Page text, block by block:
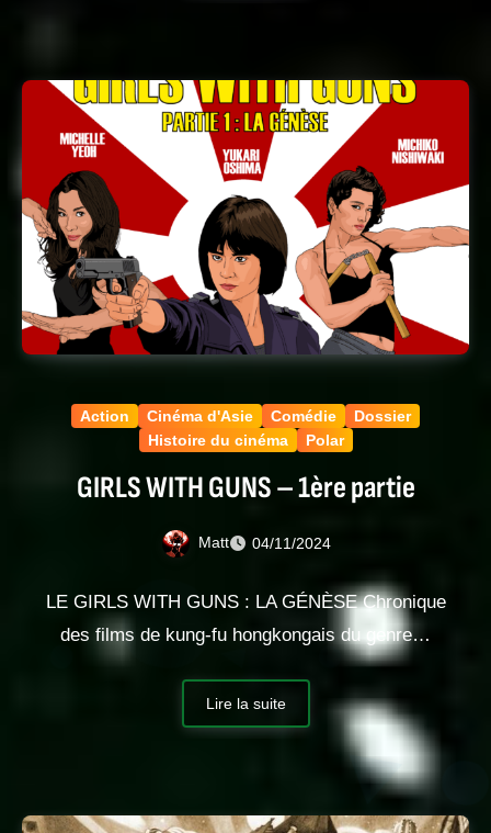
Action Cinéma d'Asie Comédie
Dossier
Histoire du cinéma
Polar
GIRLS WITH GUNS – 1ère partie
Matt 04/11/2024
LE GIRLS WITH GUNS : LA GÉNÈSE Chronique
des films de kung-fu hongkongais du genre…
Lire la suite